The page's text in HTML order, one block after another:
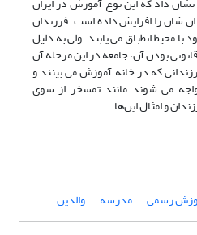
شان را افزایش داده است. فرزندان
با محیط انطباق می‏ یابند. ولی به دلیل
بودن آن، جامعه در این مرحله آن
که در خانه آموزش می‏ بینند و
می‏ شوند مانند تمسخر از سوی
و امثال این‌ها.
رسمی مدرسه والدین